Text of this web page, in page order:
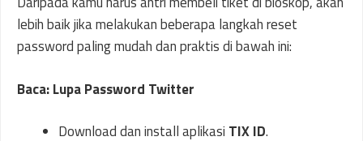
lebih baik jika melakukan beberapa langkah reset
password paling mudah dan praktis di bawah ini:
Baca: Lupa Password Twitter
Download dan install aplikasi TIX ID.